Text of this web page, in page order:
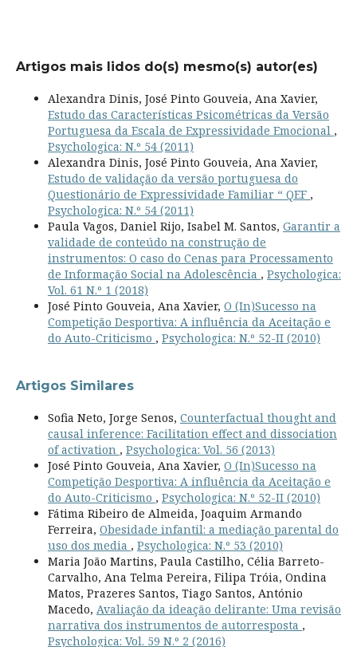
Artigos mais lidos do(s) mesmo(s) autor(es)
Alexandra Dinis, José Pinto Gouveia, Ana Xavier,
Estudo das Características Psicométricas da Versão
Portuguesa da Escala de Expressividade Emocional ,
Psychologica: N.º 54 (2011)
Alexandra Dinis, José Pinto Gouveia, Ana Xavier,
Estudo de validação da versão portuguesa do
Questionário de Expressividade Familiar “ QEF ,
Psychologica: N.º 54 (2011)
Paula Vagos, Daniel Rijo, Isabel M. Santos, Garantir a
validade de conteúdo na construção de
instrumentos: O caso do Cenas para Processamento
de Informação Social na Adolescência , Psychologica:
Vol. 61 N.º 1 (2018)
José Pinto Gouveia, Ana Xavier, O (In)Sucesso na
Competição Desportiva: A influência da Aceitação e
do Auto-Criticismo , Psychologica: N.º 52-II (2010)
Artigos Similares
Sofia Neto, Jorge Senos, Counterfactual thought and
causal inference: Facilitation effect and dissociation
of activation , Psychologica: Vol. 56 (2013)
José Pinto Gouveia, Ana Xavier, O (In)Sucesso na
Competição Desportiva: A influência da Aceitação e
do Auto-Criticismo , Psychologica: N.º 52-II (2010)
Fátima Ribeiro de Almeida, Joaquim Armando
Ferreira, Obesidade infantil: a mediação parental do
uso dos media , Psychologica: N.º 53 (2010)
Maria João Martins, Paula Castilho, Célia Barreto-
Carvalho, Ana Telma Pereira, Filipa Tróia, Ondina
Matos, Prazeres Santos, Tiago Santos, António
Macedo, Avaliação da ideação delirante: Uma revisão
narrativa dos instrumentos de autorresposta ,
Psychologica: Vol. 59 N.º 2 (2016)